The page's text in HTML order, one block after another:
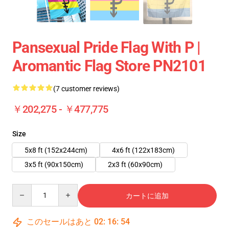
Pansexual Pride Flag With P |
Aromantic Flag Store PN2101
(7 customer reviews)
￥202,275 - ￥477,775
Size
5x8 ft (152x244cm)
4x6 ft (122x183cm)
3x5 ft (90x150cm)
2x3 ft (60x90cm)
カートに追加
このセールはあと 02: 16: 54